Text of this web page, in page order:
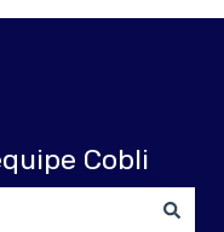
Cobli